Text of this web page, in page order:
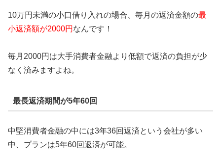
10万円未満の小口借り入れの場合、毎月の返済金額の最
小返済額が2000円 なんです！
毎月2000円は大手消費者金融より低額で返済の負担が少
なく済みますよね。
最長返済期間が5年60回
中堅消費者金融の中には3年36回返済という会社が多い
中、プランは5年60回返済が可能。